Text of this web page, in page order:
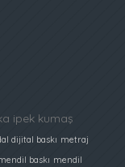
ipek kumaş
dijital baskı metraj
baskı mendil